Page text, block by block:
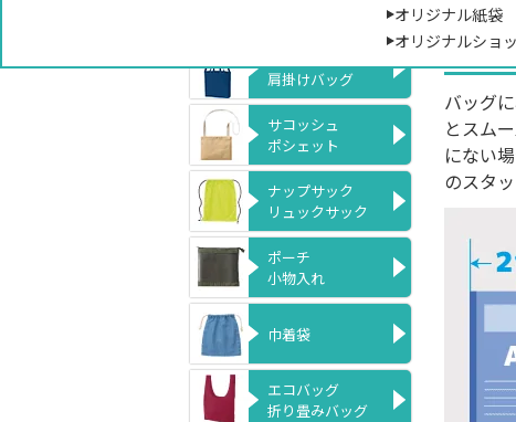
オリジナル紙袋
オリジナルショ
①バ
バッグ
とスム
にない
のスタ
肩掛けバッグ
サコッシュ
ポシェット
ナップサック
リュックサック
ポーチ
小物入れ
巾着袋
エコバッグ
折り畳みバッグ